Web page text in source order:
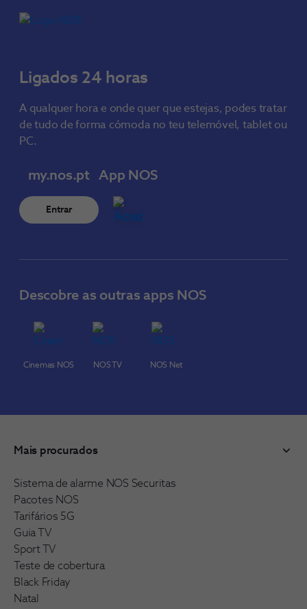
Ligados 24 horas
A qualquer hora e onde quer que estejas, podes tratar
de tudo de forma cómoda no teu telemóvel, tablet ou
PC.
my.nos.pt
Entrar
App NOS
Descobre as outras apps NOS
Cinemas NOS NOS TV NOS Net
Mais procurados
Sistema de alarme NOS Securitas
Pacotes NOS
Tarifários 5G
Guia TV
Sport TV
Teste de cobertura
Black Friday
Natal